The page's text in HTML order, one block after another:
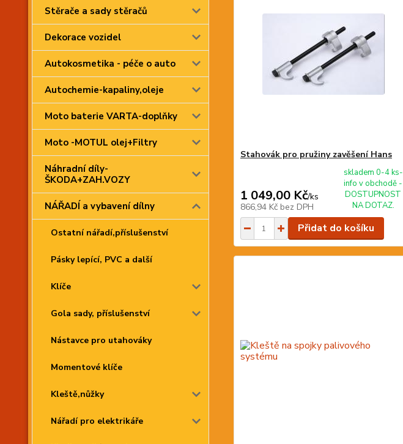
Stěrače a sady stěračů
Dekorace vozidel
Autokosmetika - péče o auto
Autochemie-kapaliny,oleje
Moto baterie VARTA-doplňky
Moto -MOTUL olej+Filtry
Náhradní díly-
ŠKODA+ZAH.VOZY
NÁŘADÍ a vybavení dílny
Ostatní nářadí,příslušenství
Pásky lepící, PVC a další
Klíče
Gola sady, příslušenství
Nástavce pro utahováky
Momentové klíče
Kleště,nůžky
Nářadí pro elektrikáře
Stahovák pro pružiny zavěšení Hans
1 049,00 Kč/ks
866,94 Kč bez DPH
skladem 0-4 ks-
info v obchodě -
DOSTUPNOST
NA DOTAZ.
Přidat do košíku